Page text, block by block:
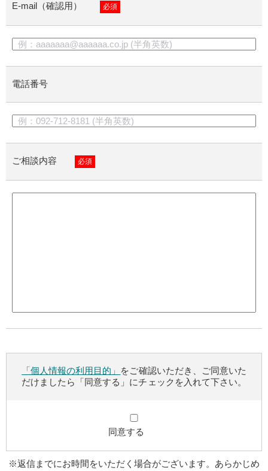
E-mail（確認用） 必須
電話番号
ご相談内容 必須
「個人情報の利用目的」 をご確認いただき、ご同意いた
だけましたら「同意する」にチェックを入れて下さい。
同意する
※返信までにお時間をいただく場合がございます。あらかじめ